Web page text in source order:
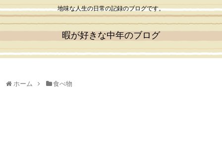
地味な人生の日常の記録のブログです。
暇が好きな中年のブログ
ホーム 食べ物